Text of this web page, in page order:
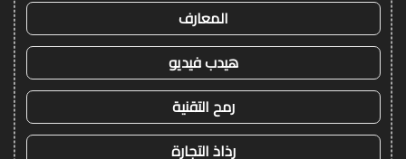
المعارف
هيدب فيديو
رمح التقنية
رذاذ التجارة